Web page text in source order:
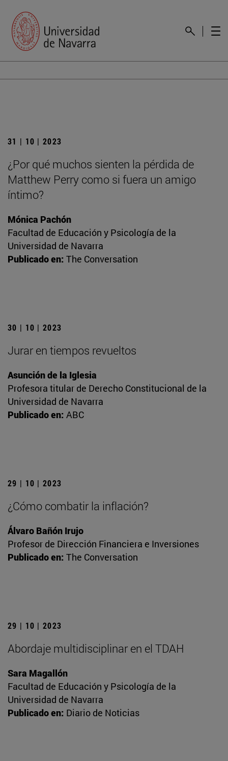
31 | 10 | 2023
¿Por qué muchos sienten la pérdida de
Matthew Perry como si fuera un amigo
íntimo?
Mónica Pachón
Facultad de Educación y Psicología de la
Universidad de Navarra
Publicado en: The Conversation
30 | 10 | 2023
Jurar en tiempos revueltos
Asunción de la Iglesia
Profesora titular de Derecho Constitucional de la
Universidad de Navarra
Publicado en: ABC
29 | 10 | 2023
¿Cómo combatir la inflación?
Álvaro Bañón Irujo
Profesor de Dirección Financiera e Inversiones
Publicado en: The Conversation
29 | 10 | 2023
Abordaje multidisciplinar en el TDAH
Sara Magallón
Facultad de Educación y Psicología de la
Universidad de Navarra
Publicado en: Diario de Noticias